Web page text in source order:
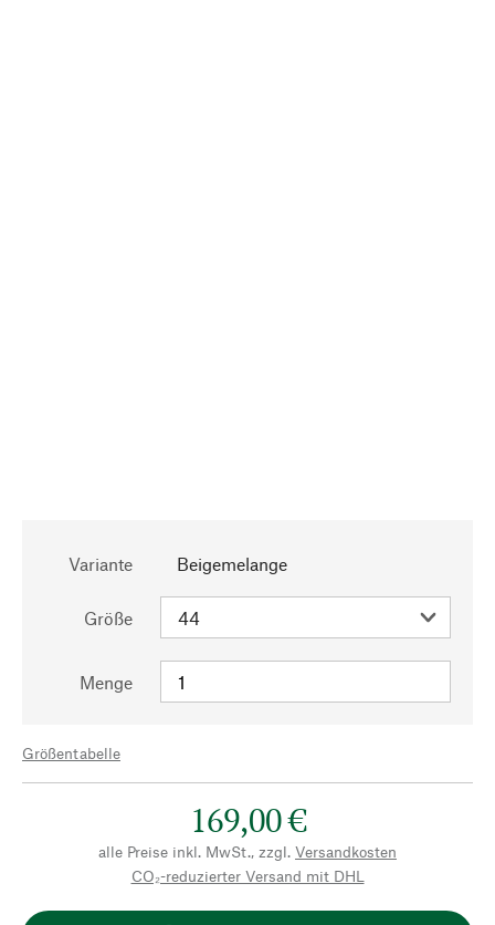
Variante Beigemelange
Größe
Menge
Größentabelle
169,00 €
alle Preise inkl. MwSt., zzgl. Versandkosten
CO₂-reduzierter Versand mit DHL